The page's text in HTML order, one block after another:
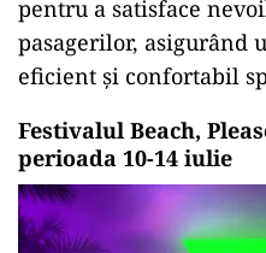
pentru a satisface
pasagerilor, asigurând
eficient și confortabil
Festivalul Beach,
perioada 10-14 iulie